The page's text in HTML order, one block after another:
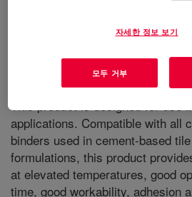
This product is designed for use
applications. Compatible with all
binders used in cement-based
formulations, this product
at elevated temperatures, good
time, good workability, adhesion
자세한 정보 보기
모두 거부